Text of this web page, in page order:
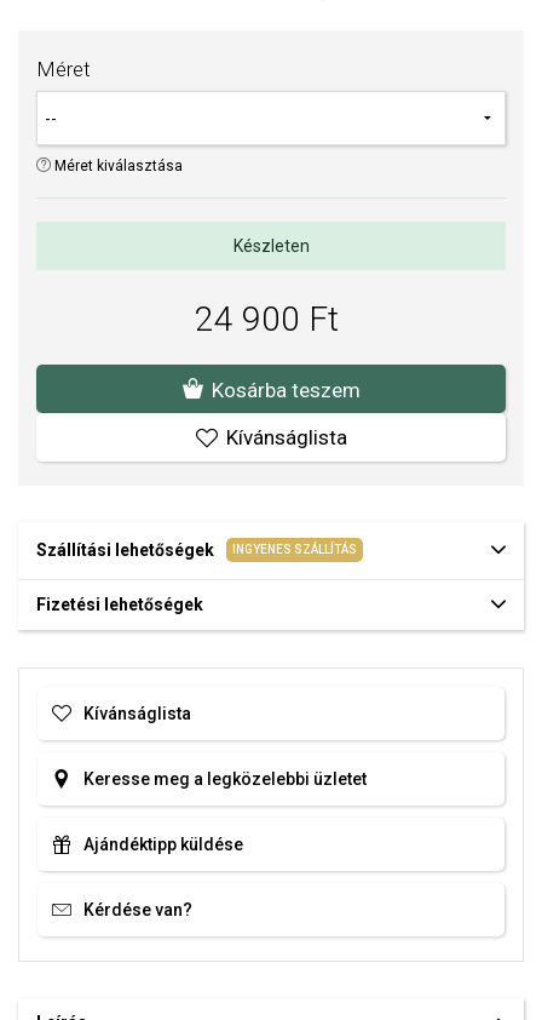
Súly: 2 g (átlagos súly megadva; a pontos súly a gyűrű méretétől
TIPP:
Méret
Méret kiválasztása
Készleten
24 900 Ft
Kosárba teszem
Kívánságlista
Szállítási lehetőségek INGYENES SZÁLLÍTÁS
Fizetési lehetőségek
Kívánságlista
Keresse meg a legközelebbi üzletet
Ajándéktipp küldése
Kérdése van?